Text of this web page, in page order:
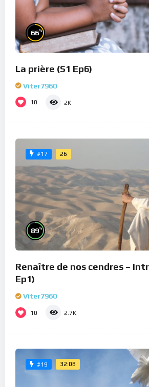
66%
La prière (S1 Ep6)
Viter7960
10 2K
#17 26
89%
Renaître de nos cendres –
Ep1)
Viter7960
10 2.7K
#19 32:08